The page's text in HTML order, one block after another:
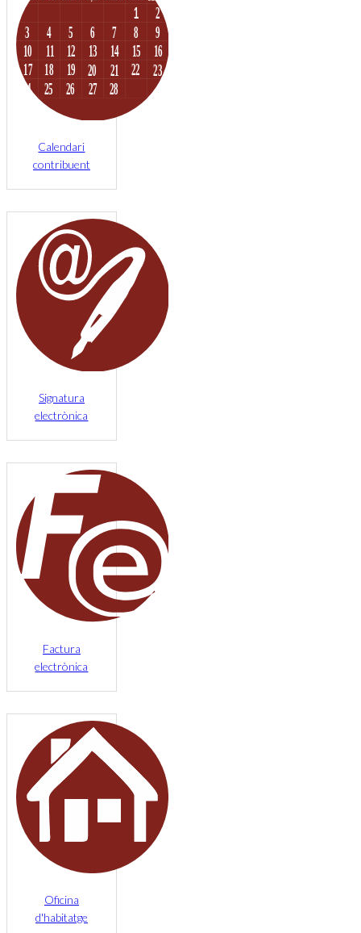
Calendari
contribuent
Signatura
electrònica
Factura
electrònica
Oficina
d'habitatge